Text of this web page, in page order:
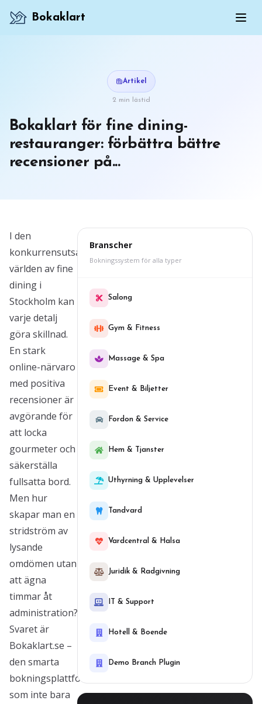
Bokaklart
Artikel
2 min lästid
Bokaklart för fine dining-
restauranger: förbättra bättre
recensioner på...
I den
konkurrensutsatta
världen av fine
dining i
Stockholm kan
varje detalj
göra skillnad.
En stark
online-närvaro
med positiva
recensioner är
avgörande för
att locka
gourmeter och
säkerställa
fullsatta bord.
Men hur
skapar man en
stridström av
lysande
omdömen utan
att ägna
timmar åt
administration?
Svaret är
Bokaklart.se –
den smarta
bokningsplattformen
som inte bara
Branscher
Bokningssystem för alla typer
Salong
Gym & Fitness
Massage & Spa
Event & Biljetter
Fordon & Service
Hem & Tjanster
Uthyrning & Upplevelser
Tandvard
Vardcentral & Halsa
Juridik & Radgivning
IT & Support
Hotell & Boende
Demo Branch Plugin